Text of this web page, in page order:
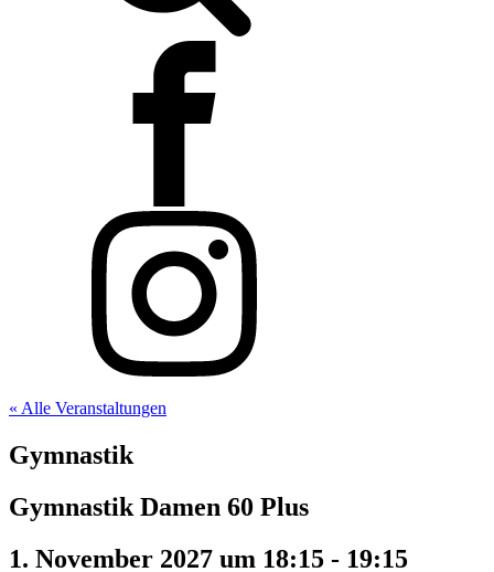
« Alle Veranstaltungen
Gymnastik
Gymnastik Damen 60 Plus
1. November 2027 um 18:15 - 19:15